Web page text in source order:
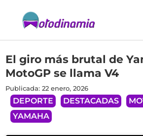
El giro más brutal de
MotoGP se llama V4
Publicada: 22 enero, 2026
DEPORTE DESTACADAS
YAMAHA